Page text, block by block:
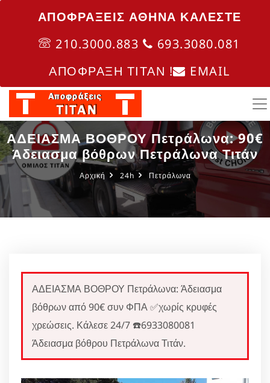
ΑΠΟΦΡΑΞΕΙΣ ΑΘΗΝΑ ΚΑΛΈΣΤΕ
210.3000.883
693.3080.081
ΑΠΟΦΡΑΞΗ ΤΙΤΑΝ !
EMAIL
ΑΔΕΙΑΣΜΑ ΒΟΘΡΟΥ Πετράλωνα: 90€
Άδειασμα βόθρων Πετράλωνα Τιτάν
Αρχική 24h Πετράλωνα
ΑΔΕΙΑΣΜΑ ΒΟΘΡΟΥ Πετράλωνα: Άδειασμα
βόθρων από 90€ συν ΦΠΑ ✅χωρίς κρυφές
χρεώσεις. Κάλεσε 24/7 ☎️6933080081
Άδειασμα βόθρου Πετράλωνα Τιτάν.